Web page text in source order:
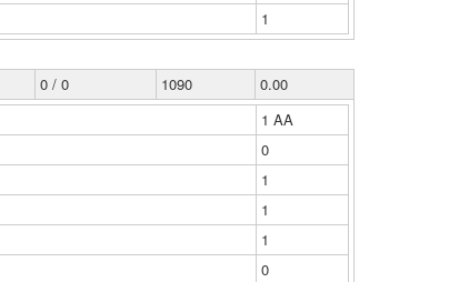
1
0 / 0 1090
0.00
1 ΑΑ
0
1
1
1
0